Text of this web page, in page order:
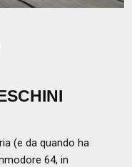
(e da quando ha
64, in